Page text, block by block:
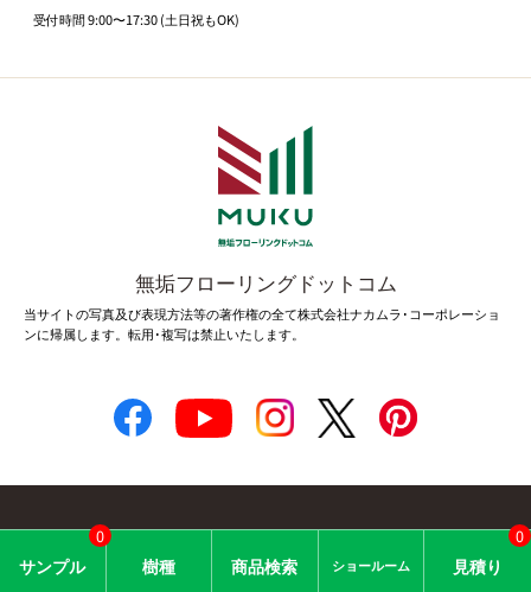
受付時間 9:00〜17:30 (土日祝もOK)
無垢フローリングドットコム
当サイトの写真及び表現方法等の著作権の全て株式会社ナカムラ･コーポレーショ
ンに帰属します。転用･複写は禁止いたします。
サンプル
0
樹種 商品検索 ショールーム 見積り
0